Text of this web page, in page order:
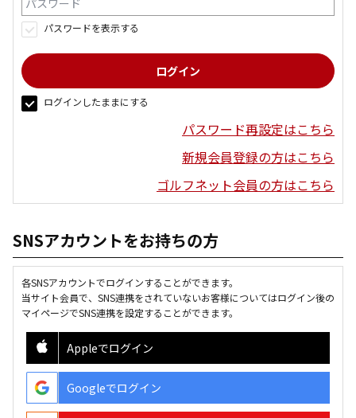
パスワードを表示する
ログインしたままにする
パスワード再設定はこちら
新規会員登録の方はこちら
ゴルフネット会員の方はこちら
SNSアカウントをお持ちの方
各SNSアカウントでログインすることができます。
当サイト会員で、SNS連携をされていないお客様についてはログイン後の
マイページでSNS連携を設定することができます。
Appleでログイン
Googleでログイン